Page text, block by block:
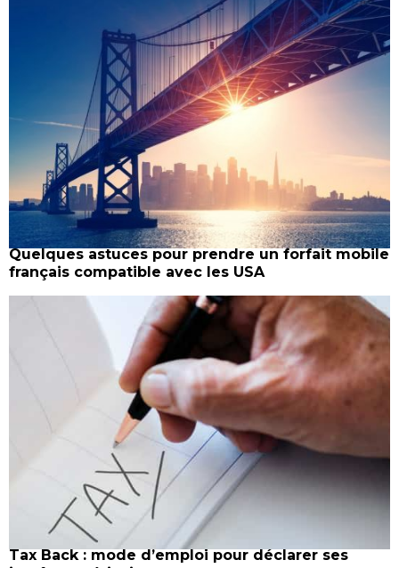
Quelques astuces pour prendre un forfait mobile
français compatible avec les USA
Tax Back : mode d’emploi pour déclarer ses